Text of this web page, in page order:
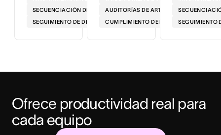
SECUENCIACIÓN DE LA SALIDA AL MERCADO
SEGUIMIENTO DE DEPENDENCIAS
AUDITORÍAS DE ARTEFACTOS
CUMPLIMIENTO DE LAS NORMATIVAS EN
SEGUIMIENTO
Ofrece productividad real para
cada equipo